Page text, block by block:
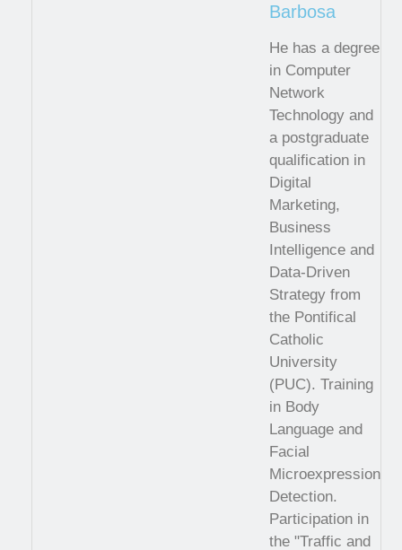
Barbosa
He has a degree
in Computer
Network
Technology and
a postgraduate
qualification in
Digital
Marketing,
Business
Intelligence and
Data-Driven
Strategy from
the Pontifical
Catholic
University
(PUC). Training
in Body
Language and
Facial
Microexpression
Detection.
Participation in
the "Traffic and